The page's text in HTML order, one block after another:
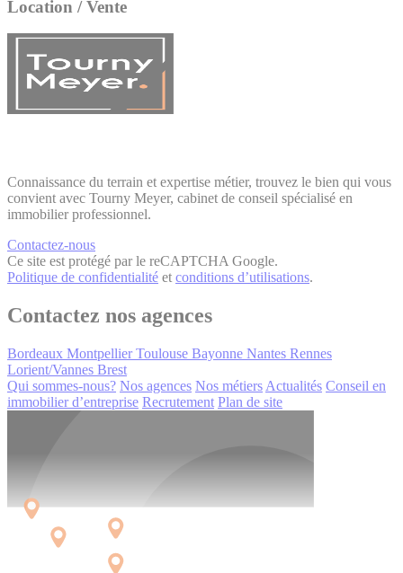
Location / Vente
Connaissance du terrain et expertise métier, trouvez le bien qui vous
convient avec Tourny Meyer, cabinet de conseil spécialisé en
immobilier professionnel.
Contactez-nous
Ce site est protégé par le reCAPTCHA Google.
Politique de confidentialité et conditions d’utilisations.
Contactez nos agences
Bordeaux Montpellier Toulouse Bayonne Nantes Rennes
Lorient/Vannes Brest
Qui sommes-nous? Nos agences Nos métiers Actualités Conseil en
immobilier d’entreprise Recrutement Plan de site